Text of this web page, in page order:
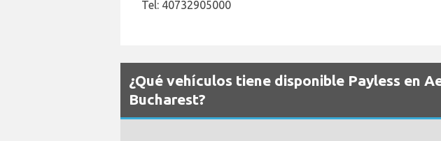
Tel: 40732905000
¿Qué vehículos tiene disponible Payless en
Bucharest?